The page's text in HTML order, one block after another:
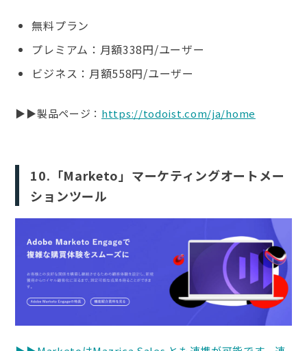
無料プラン
プレミアム：月額338円/ユーザー
ビジネス：月額558円/ユーザー
▶︎▶︎製品ページ： https://todoist.com/ja/home
10.「Marketo」マーケティングオートメー
ションツール